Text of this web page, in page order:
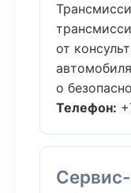
от
о
Телефон: